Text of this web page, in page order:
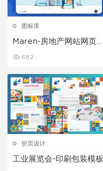
图标库
Maren-房地产网站网页模
682
折页设计
工业展览会-印刷包装模板